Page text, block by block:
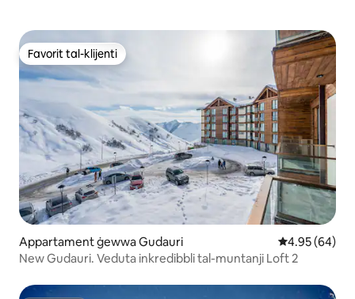
Favorit tal-klijenti
Favorit tal-klijenti
Appartament ġewwa Gudauri Rating medju
4.95 (64)
New Gudauri. Veduta inkredibbli tal-muntanji Loft 2